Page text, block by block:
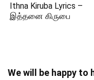
Ithna Kiruba Lyrics –
இத்தனை கிருபை
We will be happy to